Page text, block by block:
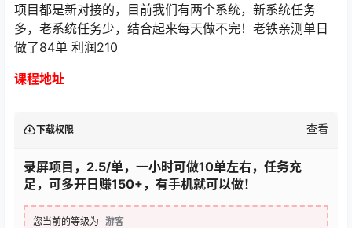
项目都是新对接的，目前我们有两个系统，新系统任务
多，老系统任务少，结合起来每天做不完！老铁亲测单日
做了84单 利润210
课程地址
下载权限 查看
录屏项目，2.5/单，一小时可做10单左右，任务充
足，可多开日赚150+，有手机就可以做！
您当前的等级为 游客